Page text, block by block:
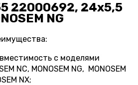
22000692, 24х5,5
NG
с моделями
NC, MONOSEM NG, MONOSEM
NX;